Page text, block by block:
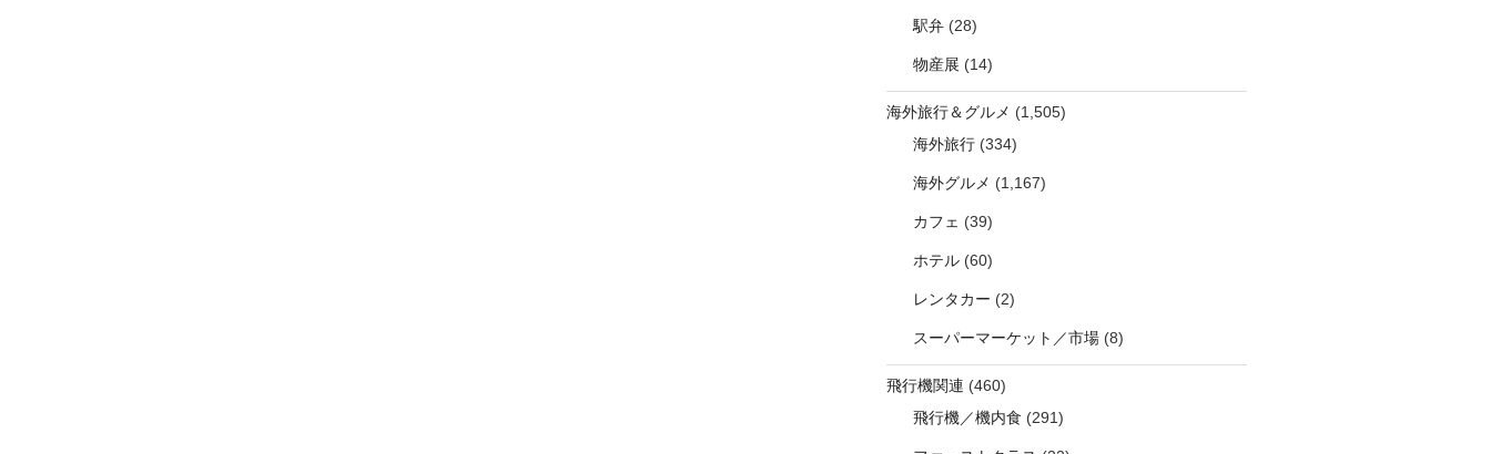
駅弁(28)
物産展 (14)
海外旅行＆グルメ (1,505)
海外旅行(334)
海外グルメ (1,167)
カフェ (39)
ホテル(60)
レンタカー (2)
スーパーマーケット／市場(8)
飛行機関連 (460)
飛行機／機内食 (291)